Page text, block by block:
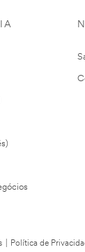
Política de